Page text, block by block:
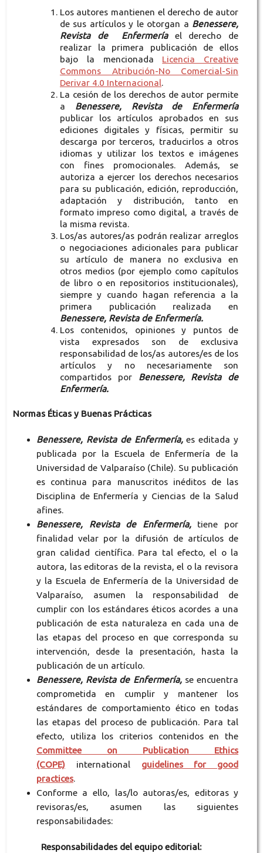
Los autores mantienen el derecho de autor
de sus artículos y le otorgan a Benessere,
Revista de Enfermería el derecho de
realizar la primera publicación de ellos
bajo la mencionada Licencia Creative
Commons Atribución-No Comercial-Sin
Derivar 4.0 Internacional.
La cesión de los derechos de autor permite
a Benessere, Revista de Enfermería
publicar los artículos aprobados en sus
ediciones digitales y físicas, permitir su
descarga por terceros, traducirlos a otros
idiomas y utilizar los textos e imágenes
con fines promocionales. Además, se
autoriza a ejercer los derechos necesarios
para su publicación, edición, reproducción,
adaptación y distribución, tanto en
formato impreso como digital, a través de
la misma revista.
Los/as autores/as podrán realizar arreglos
o negociaciones adicionales para publicar
su artículo de manera no exclusiva en
otros medios (por ejemplo como capítulos
de libro o en repositorios institucionales),
siempre y cuando hagan referencia a la
primera publicación realizada en
Benessere, Revista de Enfermería.
Los contenidos, opiniones y puntos de
vista expresados son de exclusiva
responsabilidad de los/as autores/es de los
artículos y no necesariamente son
compartidos por Benessere, Revista de
Enfermería.
Normas Éticas y Buenas Prácticas
Benessere, Revista de Enfermería,es editada y
publicada por la Escuela de Enfermería de la
Universidad de Valparaíso (Chile). Su publicación
es continua para manuscritos inéditos de las
Disciplina de Enfermería y Ciencias de la Salud
afines.
Benessere, Revista de Enfermería,tiene por
finalidad velar por la difusión de artículos de
gran calidad científica. Para tal efecto, el o la
autora, las editoras de la revista, el o la revisora
y la Escuela de Enfermería de la Universidad de
Valparaíso, asumen la responsabilidad de
cumplir con los estándares éticos acordes a una
publicación de esta naturaleza en cada una de
las etapas del proceso en que corresponda su
intervención, desde la presentación, hasta la
publicación de un artículo.
Benessere, Revista de Enfermería, se encuentra
comprometida en cumplir y mantener los
estándares de comportamiento ético en todas
las etapas del proceso de publicación. Para tal
efecto, utiliza los criterios contenidos en the
Committee on Publication Ethics
(COPE) international guidelines for good
practices.
Conforme a ello, las/lo autoras/es, editoras y
revisoras/es, asumen las siguientes
responsabilidades:
Responsabilidades del equipo editorial: